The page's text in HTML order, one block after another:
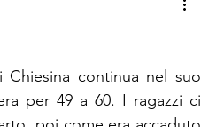
continua nel suo
per 49 a 60. I ragazzi ci